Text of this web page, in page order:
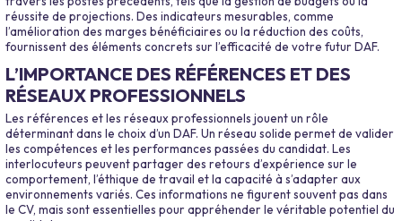
réussite de projections. Des indicateurs mesurables, comme
l’amélioration des marges bénéficiaires ou la réduction des coûts,
fournissent des éléments concrets sur l’efficacité de votre futur DAF.
L’IMPORTANCE DES RÉFÉRENCES ET DES
RÉSEAUX PROFESSIONNELS
Les références et les réseaux professionnels jouent un rôle
déterminant dans le choix d’un DAF. Un réseau solide permet de valider
les compétences et les performances passées du candidat. Les
interlocuteurs peuvent partager des retours d’expérience sur le
comportement, l’éthique de travail et la capacité à s’adapter aux
environnements variés. Ces informations ne figurent souvent pas dans
le CV, mais sont essentielles pour appréhender le véritable potentiel du